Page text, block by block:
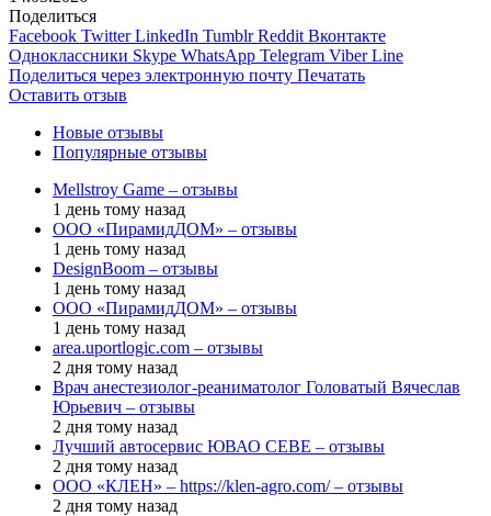
Поделиться
Facebook Twitter LinkedIn Tumblr Reddit Вконтакте
Одноклассники Skype WhatsApp Telegram Viber Line
Поделиться через электронную почту Печатать
Оставить отзыв
Новые отзывы
Популярные отзывы
Mellstroy Game – отзывы
1 день тому назад
ООО «ПирамидДОМ» – отзывы
1 день тому назад
DesignBoom – отзывы
1 день тому назад
ООО «ПирамидДОМ» – отзывы
1 день тому назад
area.uportlogic.com – отзывы
2 дня тому назад
Врач анестезиолог-реаниматолог Головатый Вячеслав
Юрьевич – отзывы
2 дня тому назад
Лучший автосервис ЮВАО CEBE – отзывы
2 дня тому назад
ООО «КЛЕН» – https://klen-agro.com/ – отзывы
2 дня тому назад